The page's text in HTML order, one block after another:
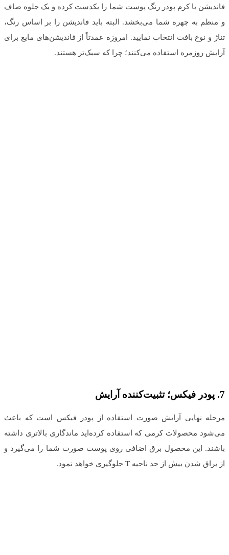
فاندیشن یا کرم پودر رنگ پوست شما را یکدست کرده و یک جلوه صاف
و منظم به چهره شما می‌بخشد. البته باید فاندیشن را بر اساس رنگ،
تناژ و نوع بافت انتخاب نمایید. امروزه عمدتاً از فاندیشن‌های مایع برای
آرایش روزمره استفاده می‌کنند؛ چرا که سبک‌تر هستند.
7. پودر فیکس؛ تثبیت‌کننده آرایش
مرحله نهایی آرایش صورت استفاده از پودر فیکس است که باعث
می‌شود محصولات کرمی که استفاده کرده‌اید ماندگاری بالاتری داشته
باشند. این محصول برق اضافی روی پوست صورت شما را می‌گیرد و
از براق شدن بیش از حد ناحیه T جلوگیری خواهد نمود.